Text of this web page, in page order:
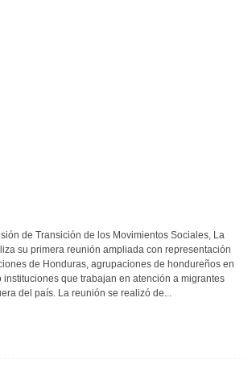
de Transición de los Movimientos Sociales, La
su primera reunión ampliada con representación
de Honduras, agrupaciones de hondureños en
instituciones que trabajan en atención a migrantes
del país. La reunión se realizó de...